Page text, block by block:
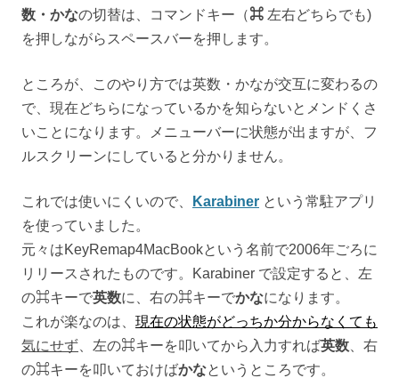
数・かなの切替は、コマンドキー（⌘ 左右どちらでも)
を押しながらスペースバーを押します。
ところが、このやり方では英数・かなが交互に変わるの
で、現在どちらになっているかを知らないとメンドくさ
いことになります。メニューバーに状態が出ますが、フ
ルスクリーンにしていると分かりません。
これでは使いにくいので、 Karabiner という常駐アプリ
を使っていました。
元々はKeyRemap4MacBookという名前で2006年ごろに
リリースされたものです。
Karabiner で設定すると、左
の⌘キーで英数に、右の⌘キーでかなになります。
これが楽なのは、 現在の状態がどっちか分からなくても
気にせず 、左の⌘キーを叩いてから入力すれば英数 、右
の⌘キーを叩いておけばかなというところです。